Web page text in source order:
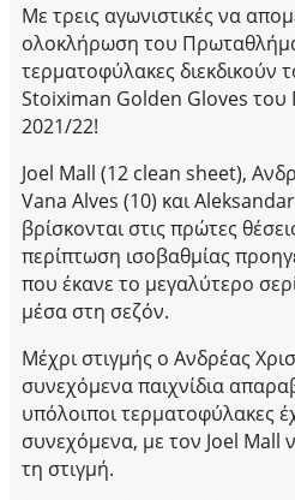
Με τρεις αγωνιστικές να
ολοκλήρωση του
τερματοφύλακες διεκδικούν
Stoiximan Golden Gloves
2021/22!
Joel Mall (12 clean sheet),
Vana Alves (10) και
βρίσκονται στις πρώτες
περίπτωση ισοβαθμίας
που έκανε το μεγαλύτερο
μέσα στη σεζόν.
Μέχρι στιγμής ο Ανδρέας
συνεχόμενα παιχνίδια
υπόλοιποι τερματοφύλακες
συνεχόμενα, με τον Joel Mall
τη στιγμή.